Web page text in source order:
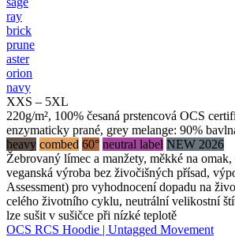
ray
brick
prune
aster
orion
navy
XXS – 5XL
220g/m², 100% česaná prstencová OCS
enzymaticky prané, grey melange: 90%
heavy combed 60° neutral label NEW 2026
Žebrovaný límec a manžety, měkké na
veganská výroba bez živočišných přísad,
Assessment) pro vyhodnocení dopadu na
celého životního cyklu, neutrální velikostní
lze sušit v sušičce při nízké teplotě
OCS RCS Hoodie | Untagged Movement